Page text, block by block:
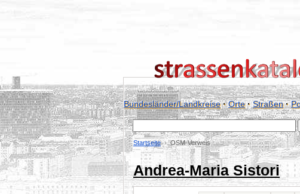
Bundesländer/Landkreise·Orte·Straßen·
Startseite OSM-Verweis
Andrea-Maria Sistori